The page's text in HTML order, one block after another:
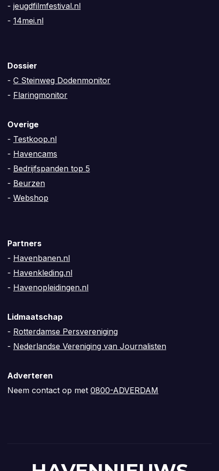
- jeugdfilmfestival.nl
- 14mei.nl
Dossier
- C Steinweg Dodenmonitor
- Flaringmonitor
Overige
- Testkoop.nl
- Havencams
- Bedrijfspanden top 5
- Beurzen
- Webshop
Partners
- Havenbanen.nl
- Havenkleding.nl
- Havenopleidingen.nl
Lidmaatschap
- Rotterdamse Persvereniging
- Nederlandse Vereniging van Journalisten
Adverteren
Neem contact op met 0800-ADVERDAM